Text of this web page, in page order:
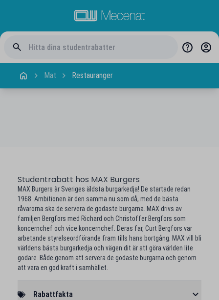
Mat Restauranger
Studentrabatt hos MAX Burgers
MAX Burgers är Sveriges äldsta burgarkedja! De startade redan
1968. Ambitionen är den samma nu som då, med de bästa
råvarorna ska de servera de godaste burgarna. MAX drivs av
familjen Bergfors med Richard och Christoffer Bergfors som
koncernchef och vice koncernchef. Deras far, Curt Bergfors var
arbetande styrelseordförande fram tills hans bortgång. MAX vill bli
världens bästa burgarkedja och vägen dit är att göra världen lite
godare. Både genom att servera de godaste burgarna och genom
att vara en god kraft i samhället.
Rabattfakta